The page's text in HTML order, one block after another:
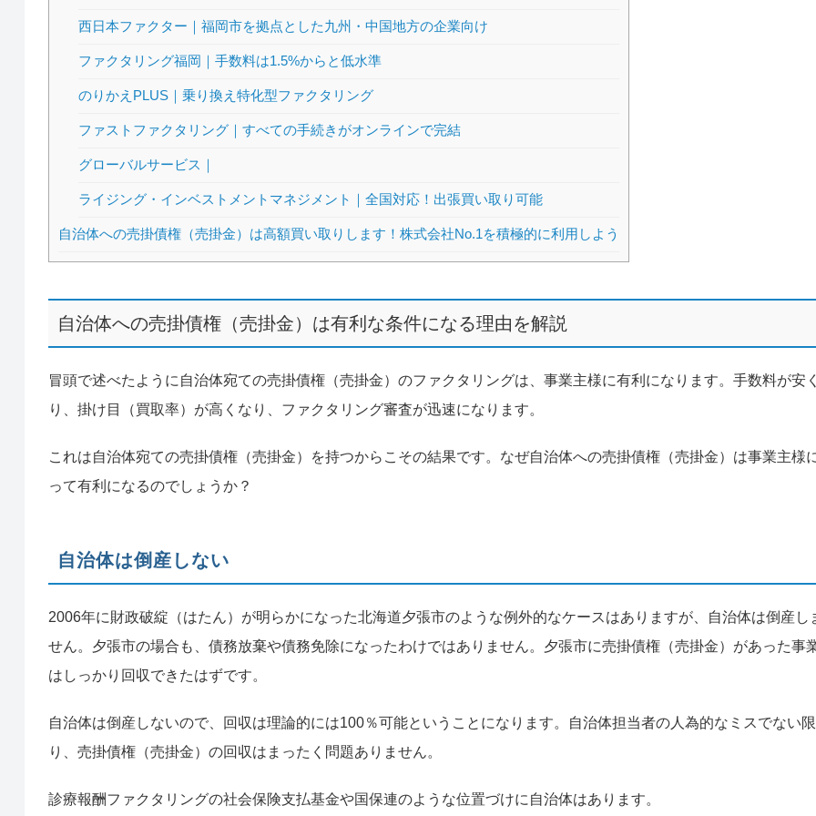
西日本ファクター｜福岡市を拠点とした九州・中国地方の企業向け
ファクタリング福岡｜手数料は1.5%からと低水準
のりかえPLUS｜乗り換え特化型ファクタリング
ファストファクタリング｜すべての手続きがオンラインで完結
グローバルサービス｜
ライジング・インベストメントマネジメント｜全国対応！出張買い取り可能
自治体への売掛債権（売掛金）は高額買い取りします！株式会社No.1を積極的に利用しよう
自治体への売掛債権（売掛金）は有利な条件になる理由を解説
冒頭で述べたように自治体宛ての売掛債権（売掛金）のファクタリングは、事業主様に有利になります。手数料が安
り、掛け目（買取率）が高くなり、ファクタリング審査が迅速になります。
これは自治体宛ての売掛債権（売掛金）を持つからこその結果です。なぜ自治体への売掛債権（売掛金）は事業主様
って有利になるのでしょうか？
自治体は倒産しない
2006年に財政破綻（はたん）が明らかになった北海道夕張市のような例外的なケースはありますが、自治体は倒産し
せん。夕張市の場合も、債務放棄や債務免除になったわけではありません。夕張市に売掛債権（売掛金）があった事
はしっかり回収できたはずです。
自治体は倒産しないので、回収は理論的には100％可能ということになります。自治体担当者の人為的なミスでない限
り、売掛債権（売掛金）の回収はまったく問題ありません。
診療報酬ファクタリングの社会保険支払基金や国保連のような位置づけに自治体はあります。